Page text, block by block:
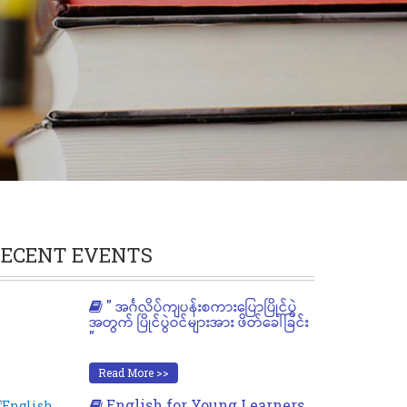
EVENTS
" အင်္ဂလိပ်ကျပန်းစကားပြောပြိုင်ပွဲ
အတွက် ပြိုင်ပွဲဝင်များအား ဖိတ်ခေါ်ခြင်း
"
Read More >>